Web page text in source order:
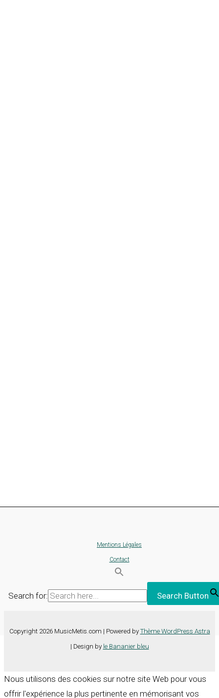
Mentions Légales
Contact
Search for: Search Button
Copyright 2026 MusicMetis.com | Powered by Thème WordPress Astra
| Design by le Bananier bleu
Nous utilisons des cookies sur notre site Web pour vous
offrir l'expérience la plus pertinente en mémorisant vos